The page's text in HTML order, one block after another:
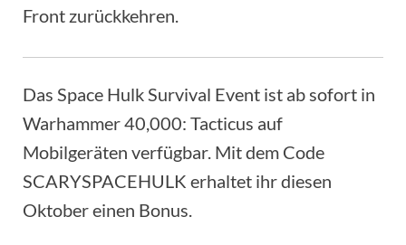
Front zurückkehren.
Das Space Hulk Survival Event ist ab sofort in
Warhammer 40,000: Tacticus auf
Mobilgeräten verfügbar. Mit dem Code
SCARYSPACEHULK erhaltet ihr diesen
Oktober einen Bonus.